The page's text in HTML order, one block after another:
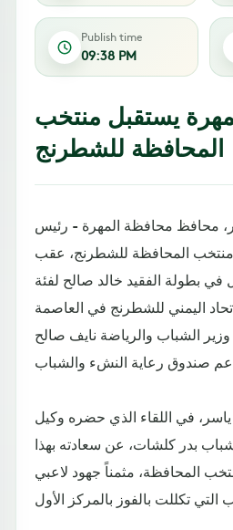
Publish time
09:38 PM
يستقبل منتخب
المحافظة للشطرنج
محافظ محافظة المهرة - رئيس
المحافظة للشطرنج، عقب
في بطولة الفقيد خالد صالح لفئة
اليمني للشطرنج في العاصمة
الشباب والرياضة نايف صالح
في اللقاء الذي حضره وكيل
بدر كلشات، عن سعادته بهذا
المحافظة، مثمناً جهود لاعبي